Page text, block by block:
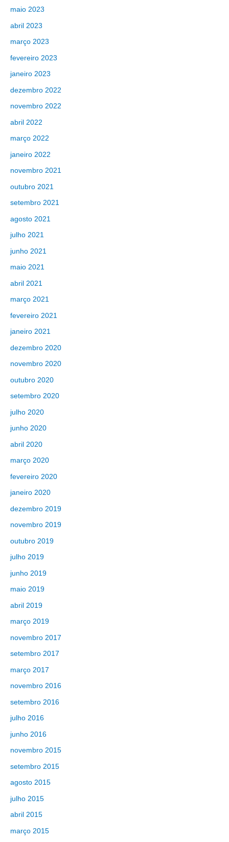
maio 2023
abril 2023
março 2023
fevereiro 2023
janeiro 2023
dezembro 2022
novembro 2022
abril 2022
março 2022
janeiro 2022
novembro 2021
outubro 2021
setembro 2021
agosto 2021
julho 2021
junho 2021
maio 2021
abril 2021
março 2021
fevereiro 2021
janeiro 2021
dezembro 2020
novembro 2020
outubro 2020
setembro 2020
julho 2020
junho 2020
abril 2020
março 2020
fevereiro 2020
janeiro 2020
dezembro 2019
novembro 2019
outubro 2019
julho 2019
junho 2019
maio 2019
abril 2019
março 2019
novembro 2017
setembro 2017
março 2017
novembro 2016
setembro 2016
julho 2016
junho 2016
novembro 2015
setembro 2015
agosto 2015
julho 2015
abril 2015
março 2015